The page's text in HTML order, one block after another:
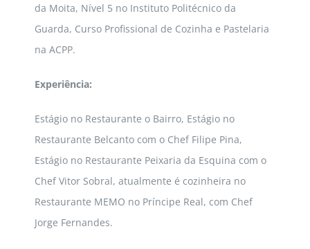
da Moita, Nível 5 no Instituto Politécnico da
Guarda, Curso Profissional de Cozinha e Pastelaria
na ACPP.
Experiência:
Estágio no Restaurante o Bairro, Estágio no
Restaurante Belcanto com o Chef Filipe Pina,
Estágio no Restaurante Peixaria da Esquina com o
Chef Vitor Sobral, atualmente é cozinheira no
Restaurante MEMO no Príncipe Real, com Chef
Jorge Fernandes.